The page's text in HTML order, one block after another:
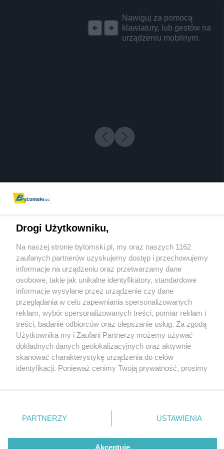
Nawiguj za pomocą
klawiatury, lub gestów na
urządzeniu mobilnym.
2 / 0
Wydawca mediów lokalnych
Nie zapomnij
zapoznać się z:
polityką prywatności regulamin korzystania z portali
Twojemiasto
Piekary Śląskie
Chorzów
Tarnowskie Góry
Gliwice
Skontakuj sięz nami
Kontakt
Wydawca
Pogoda
Drogi Użytkowniku,
Na naszej stronie bytomski.pl, my oraz naszych 1162
zaufanych partnerów uzyskujemy dostęp i przechowujemy
informacje na urządzeniu oraz przetwarzamy dane
osobowe, takie jak unikalne identyfikatory, standardowe
informacje wysyłane przez urządzenie czy dane
przeglądania w celu zapewniania spersonalizowanych
reklam, wybór spersonalizowanych treści, pomiar reklam i
treści, badanie odbiorców oraz ulepszanie usług. Za zgodą
Użytkownika my i Zaufani Partnerzy możemy używać
dokładnych danych geolokalizacyjnych oraz aktywnie
skanować charakterystykę urządzenia do celów
identyfikacji. Ponieważ cenimy Twoją prywatność, prosimy
prywatności znajdujący się w lewym dolnym rogu strony
. Niektóre rodzaje przetwarzania danych nie wymagają
zgody użytkownika, ale masz prawo sprzeciwić się
takiemu przetwarzaniu. Preferencje będą miały
PARTNERZY USTAWIENIA
Akceptuję